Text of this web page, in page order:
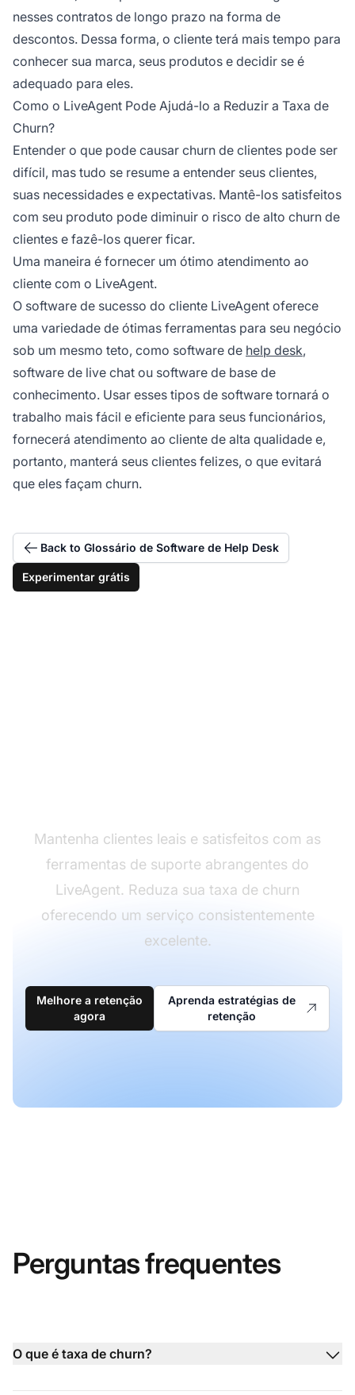
nesses contratos de longo prazo na forma de
descontos. Dessa forma, o cliente terá mais tempo para
conhecer sua marca, seus produtos e decidir se é
adequado para eles.
Como o LiveAgent Pode Ajudá-lo a Reduzir a Taxa de
Churn?
Entender o que pode causar churn de clientes pode ser
difícil, mas tudo se resume a entender seus clientes,
suas necessidades e expectativas. Mantê-los satisfeitos
com seu produto pode diminuir o risco de alto churn de
clientes e fazê-los querer ficar.
Uma maneira é fornecer um ótimo atendimento ao
cliente com o LiveAgent.
O software de sucesso do cliente LiveAgent oferece
uma variedade de ótimas ferramentas para seu negócio
sob um mesmo teto, como software de help desk,
software de live chat ou software de base de
conhecimento. Usar esses tipos de software tornará o
trabalho mais fácil e eficiente para seus funcionários,
fornecerá atendimento ao cliente de alta qualidade e,
portanto, manterá seus clientes felizes, o que evitará
que eles façam churn.
Back to Glossário de Software de Help Desk
Experimentar grátis
Mantenha clientes leais e satisfeitos com as
ferramentas de suporte abrangentes do
LiveAgent. Reduza sua taxa de churn
oferecendo um serviço consistentemente
excelente.
Melhore a retenção
agora
Aprenda estratégias de
retenção
Perguntas frequentes
O que é taxa de churn?